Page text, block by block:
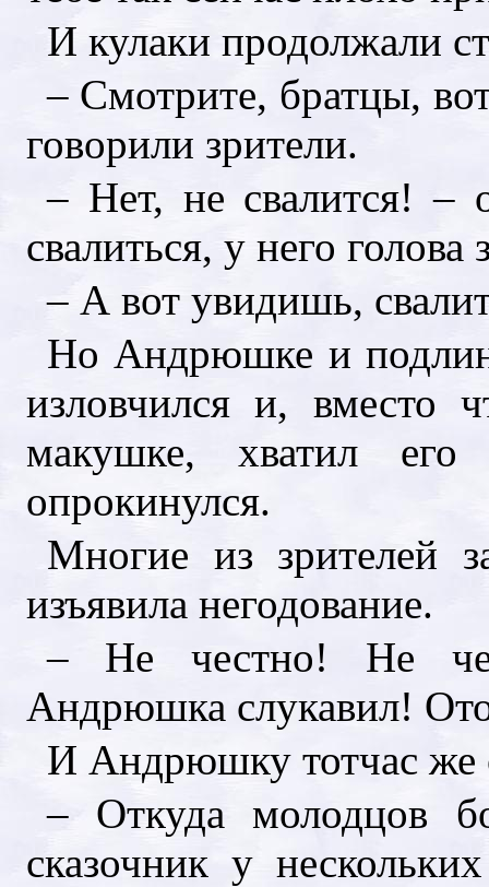
И кулаки продолжали
– Смотрите, братцы,
говорили зрители.
– Нет, не свалится! –
свалиться, у него голова
– А вот увидишь,
Но Андрюшке и
изловчился и, вместо
макушке, хватил
опрокинулся.
Многие из зрителей
изъявила негодование.
– Не честно! Не
Андрюшка слукавил!
И Андрюшку тотчас же
– Откуда молодцов
сказочник у